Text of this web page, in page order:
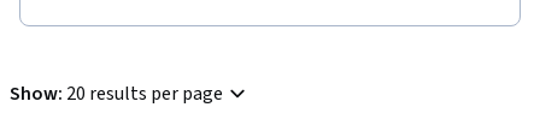
Show: 20 results per page